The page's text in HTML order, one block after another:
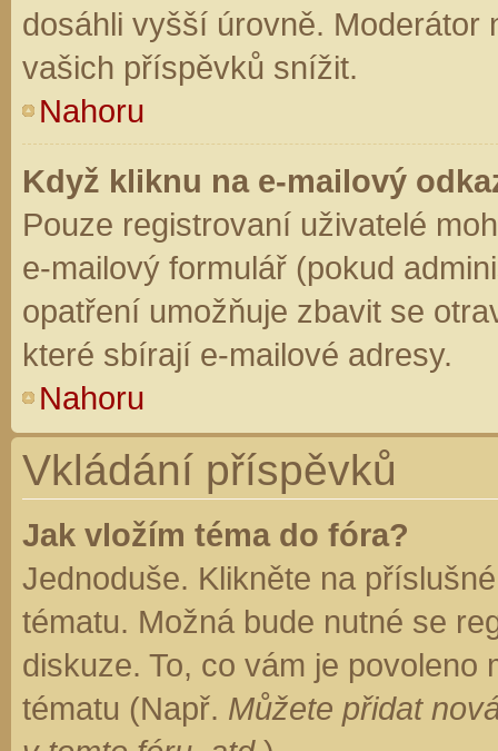
dosáhli vyšší úrovně. Moderátor
vašich příspěvků snížit.
Nahoru
Když kliknu na e-mailový
Pouze registrovaní uživatelé
e-mailový formulář (pokud
opatření umožňuje zbavit se
které sbírají e-mailové adresy.
Nahoru
Vkládání příspěvků
Jak vložím téma do fóra?
Jednoduše. Klikněte na
tématu. Možná bude nutné se
diskuze. To, co vám je
tématu (Např. Můžete přidat